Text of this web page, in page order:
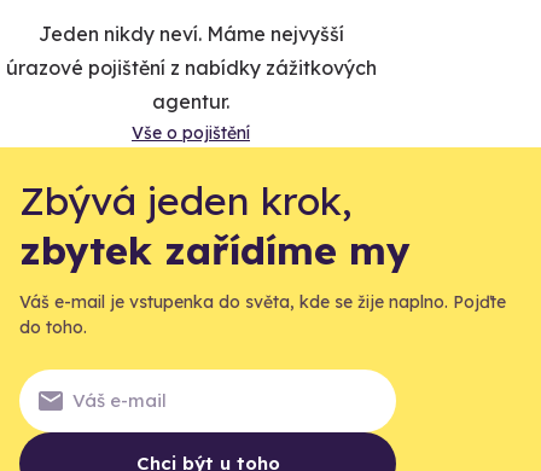
Jeden nikdy neví. Máme nejvyšší
úrazové pojištění z nabídky zážitkových
agentur.
Vše o pojištění
Zbývá jeden krok,
zbytek zařídíme my
Váš e-mail je vstupenka do světa, kde se žije naplno. Pojďte
do toho.
Chci být u toho